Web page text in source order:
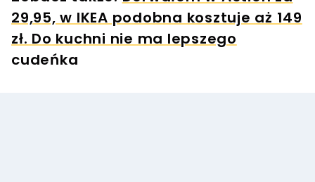
29,95, w IKEA podobna kosztuje aż 149
zł. Do kuchni nie ma lepszego
cudeńka